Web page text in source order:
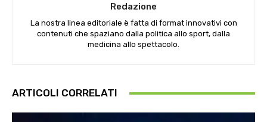
Redazione
La nostra linea editoriale è fatta di format innovativi con
contenuti che spaziano dalla politica allo sport, dalla
medicina allo spettacolo.
ARTICOLI CORRELATI